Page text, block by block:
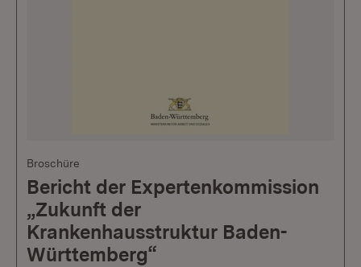
Broschüre
Bericht der Expertenkommission
„Zukunft der
Krankenhausstruktur Baden-
Württemberg“